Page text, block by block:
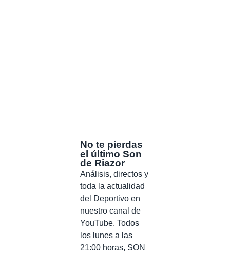
No te pierdas
el último Son
de Riazor
Análisis, directos y
toda la actualidad
del Deportivo en
nuestro canal de
YouTube. Todos
los lunes a las
21:00 horas, SON